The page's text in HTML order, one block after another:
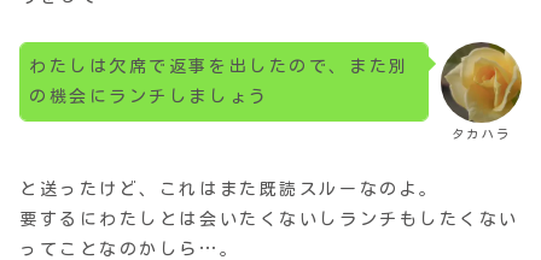
タカハラ
わたしは欠席で返事を出したので、また別
の機会にランチしましょう
と送ったけど、これはまた既読スルーなのよ。
要するにわたしとは会いたくないしランチもしたくない
ってことなのかしら…。